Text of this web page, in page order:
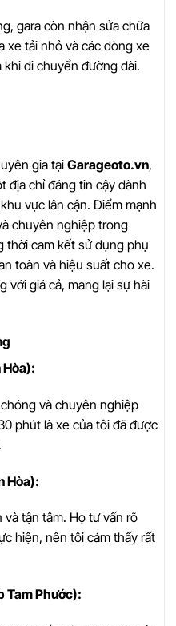
gara còn nhận sửa chữa
xe tải nhỏ và các dòng xe
di chuyển đường dài.
gia tạiGarageoto.vn,
địa chỉ đáng tin cậy dành
vực lân cận. Điểm mạnh
chuyên nghiệp trong
thời cam kết sử dụng phụ
toàn và hiệu suất cho xe.
với giá cả, mang lại sự hài
Hòa):
và chuyên nghiệp
phút là xe của tôi đã được
Hòa):
tận tâm. Họ tư vấn rõ
hiện, nên tôi cảm thấy rất
Tam Phước):